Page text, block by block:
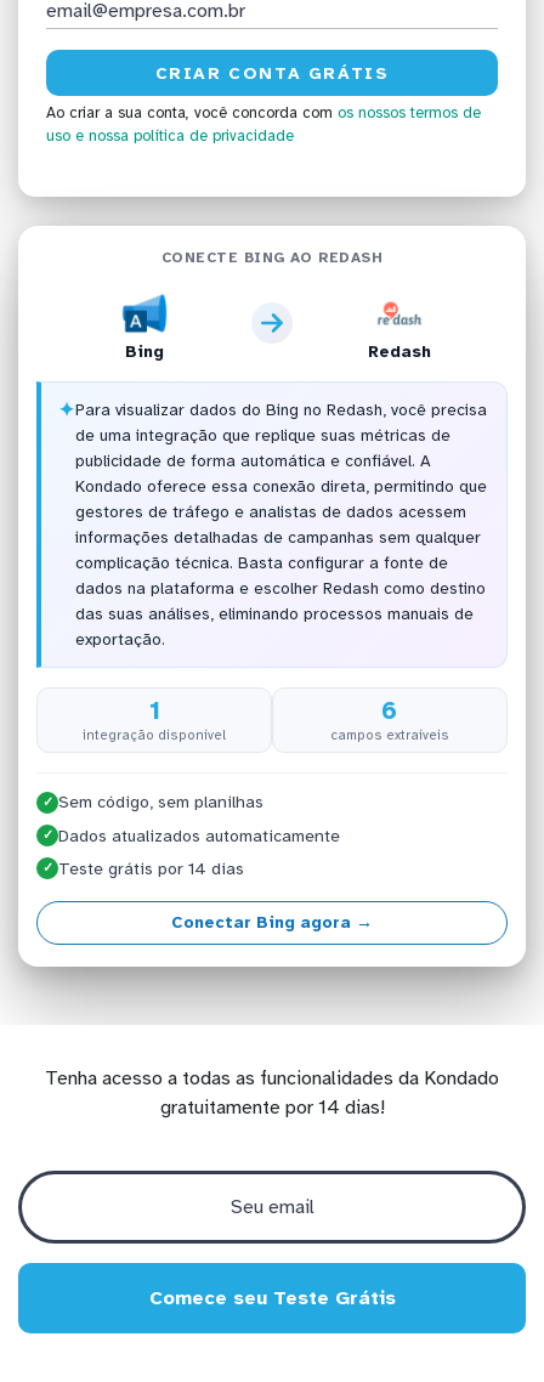
Ao criar a sua conta, você concorda com os nossos termos de
uso e nossa política de privacidade
CONECTE BING AO REDASH
Bing Redash
✦Para visualizar dados do Bing no Redash, você precisa
de uma integração que replique suas métricas de
publicidade de forma automática e confiável. A
Kondado oferece essa conexão direta, permitindo que
gestores de tráfego e analistas de dados acessem
informações detalhadas de campanhas sem qualquer
complicação técnica. Basta configurar a fonte de
dados na plataforma e escolher Redash como destino
das suas análises, eliminando processos manuais de
exportação.
1
integração disponível
6
campos extraíveis
✓ Sem código, sem planilhas
✓ Dados atualizados automaticamente
✓ Teste grátis por 14 dias
Conectar Bing agora →
Tenha acesso a todas as funcionalidades da Kondado
gratuitamente por 14 dias!
Comece seu Teste Grátis